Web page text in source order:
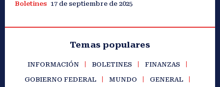
Boletines 17 de septiembre de 2025
Temas populares
INFORMACIÓN BOLETINES FINANZAS
GOBIERNO FEDERAL MUNDO GENERAL